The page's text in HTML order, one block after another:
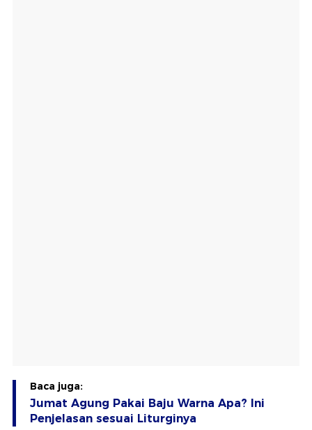
Baca juga:
Jumat Agung Pakai Baju Warna Apa? Ini
Penjelasan sesuai Liturginya